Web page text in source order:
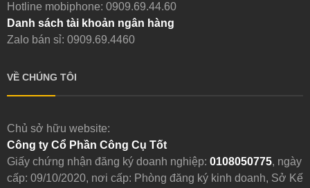
Hotline mobiphone: 0909.69.44.60
Danh sách tài khoản ngân hàng
Zalo bán sỉ: 0909.69.4460
VỀ CHÚNG TÔI
Chủ sở hữu website:
Công ty Cổ Phần Công Cụ Tốt
Giấy chứng nhận đăng ký doanh nghiệp: 0108050775, ngày
cấp: 09/10/2020, nơi cấp: Phòng đăng ký kinh doanh, Sở Kế